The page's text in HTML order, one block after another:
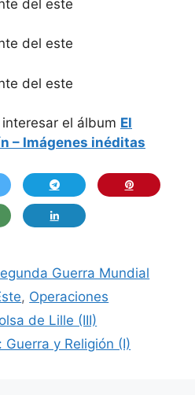
el álbum El
– Imágenes inéditas
Guerra Mundial
, Operaciones
de Lille (III)
y Religión (I)